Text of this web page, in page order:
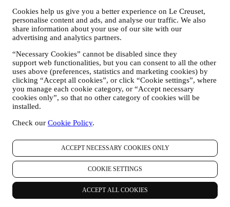
Cookies help us give you a better experience on Le Creuset,
personalise content and ads, and analyse our traffic. We also
share information about your use of our site with our
advertising and analytics partners.
“Necessary Cookies” cannot be disabled since they
support web functionalities, but you can consent to all the other
uses above (preferences, statistics and marketing cookies) by
clicking “Accept all cookies”, or click “Cookie settings”, where
you manage each cookie category, or “Accept necessary
cookies only”, so that no other category of cookies will be
installed.
Check our Cookie Policy.
ACCEPT NECESSARY COOKIES ONLY
COOKIE SETTINGS
ACCEPT ALL COOKIES
collectons aussi des données statistiques concernant
l’ouverture des e-mails et les clics, utilisant à cet effet des
technologies industrielles standard pour nous aider dans le
monitoring de nos lettres d’information. Ce traitement est basé
sur votre consentement à recevoir nos communications de
marketing personnalisées. Ce choix de participation peut être
exercé lors de la collecte des informations personnelles, en
cochant la case appropriée.
Désabonnement :
Vous pouvez cesser de recevoir nos communications
marketing à tout moment, gratuitement, en utilisant les
exemple, pour vous désinscrire de la newsletter, vous pouvez
e-mail). En tout état de cause, si vous souhaitez mettre fin à
l'une de nos activités marketing, veuillez nous envoyer un
courrier électronique à l'adresse:privacy@lecreuset.com.
Votre désinscription sera traitée dans les meilleurs délais, mais
dans certaines circonstances, il se peut que vous receviez
quelques communications supplémentaires jusqu'à ce que
votre désinscription soit complètement traitée.Veuillez garder